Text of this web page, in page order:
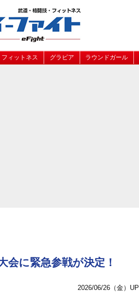
フィットネス グラビア ラウンドガール
会に緊急参戦が決定！
2026/06/26（金）UP